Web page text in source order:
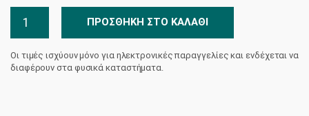
Sourmena
-
Κερβανα
ΠΡΟΣΘΉΚΗ ΣΤΟ ΚΑΛΆΘΙ
Οι τιμές ισχύουν μόνο για ηλεκτρονικές παραγγελίες και ενδέχεται να
διαφέρουν στα φυσικά καταστήματα.